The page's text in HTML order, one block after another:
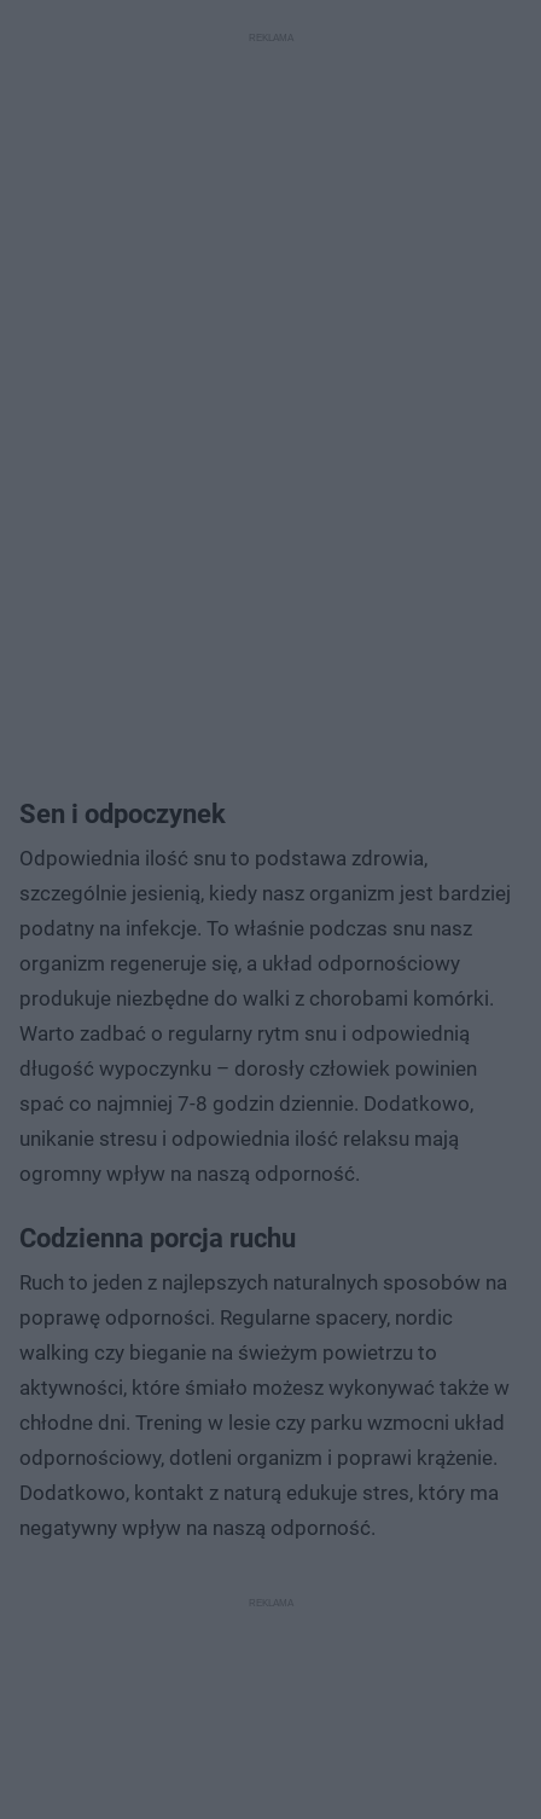
Sen i odpoczynek
Odpowiednia ilość snu to podstawa zdrowia,
szczególnie jesienią, kiedy nasz organizm jest bardziej
podatny na infekcje. To właśnie podczas snu nasz
organizm regeneruje się, a układ odpornościowy
produkuje niezbędne do walki z chorobami komórki.
Warto zadbać o regularny rytm snu i odpowiednią
długość wypoczynku – dorosły człowiek powinien
spać co najmniej 7-8 godzin dziennie. Dodatkowo,
unikanie stresu i odpowiednia ilość relaksu mają
ogromny wpływ na naszą odporność.
Codzienna porcja ruchu
Ruch to jeden z najlepszych naturalnych sposobów na
poprawę odporności. Regularne spacery, nordic
walking czy bieganie na świeżym powietrzu to
aktywności, które śmiało możesz wykonywać także w
chłodne dni. Trening w lesie czy parku wzmocni układ
odpornościowy, dotleni organizm i poprawi krążenie.
Dodatkowo, kontakt z naturą edukuje stres, który ma
negatywny wpływ na naszą odporność.